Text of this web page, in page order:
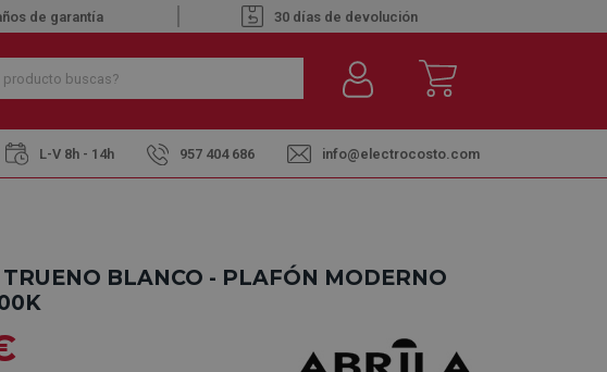
de garantía 30 días de devolución
L-V 8h - 14h 957 404 686 info@electrocosto.com
BLANCO - PLAFÓN MODERNO